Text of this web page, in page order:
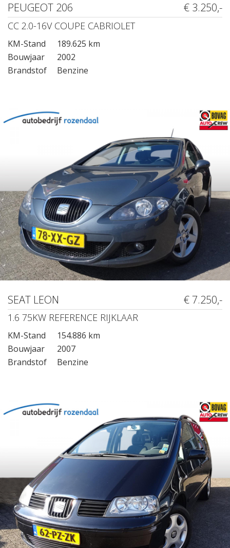
PEUGEOT 206 € 3.250,-
CC 2.0-16V COUPE CABRIOLET
KM-Stand
189.625 km
Bouwjaar
2002
Brandstof
Benzine
SEAT LEON € 7.250,-
1.6 75KW REFERENCE RIJKLAAR
KM-Stand
154.886 km
Bouwjaar
2007
Brandstof
Benzine